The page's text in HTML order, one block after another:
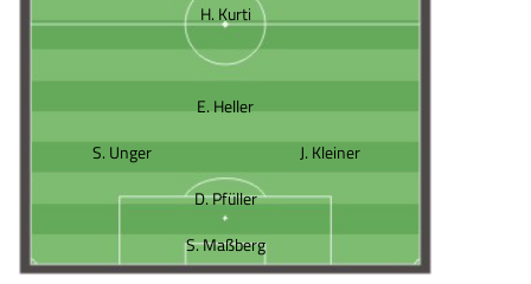
H. Kurti
E. Heller
S. Unger
J. Kleiner
D. Pfüller
S. Maßberg